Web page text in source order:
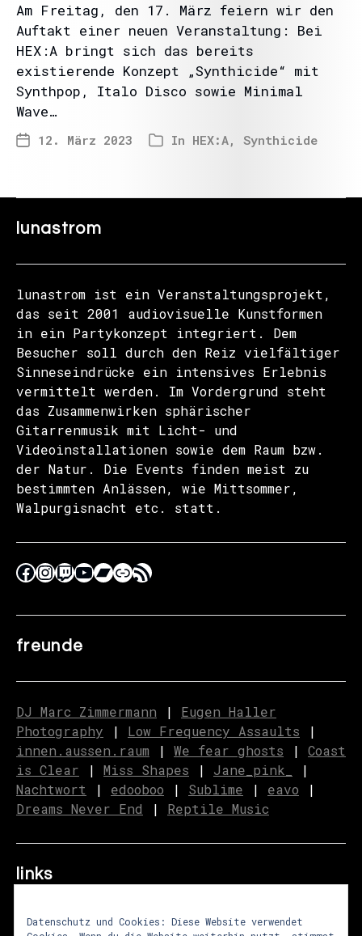
Am Freitag, den 17. März feiern wir den
Auftakt einer neuen Veranstaltung: Bei
HEX:A bringt sich das bereits
existierende Konzept „Synthicide“ mit
Synthpop, Italo Disco sowie Minimal
Wave…
12. März 2023 In HEX:A, Synthicide
lunastrom
lunastrom ist ein Veranstaltungsprojekt,
das seit 2001 audiovisuelle Kunstformen
in ein Partykonzept integriert. Dem
Besucher soll durch den Reiz vielfältiger
Sinneseindrücke ein intensives Erlebnis
vermittelt werden. Im Vordergrund steht
das Zusammenwirken sphärischer
Gitarrenmusik mit Licht- und
Videoinstallationen sowie dem Raum bzw.
der Natur. Die Events finden meist zu
bestimmten Anlässen, wie Mittsommer,
Walpurgisnacht etc. statt.
freunde
DJ Marc Zimmermann | Eugen Haller
Photography | Low Frequency Assaults |
innen.aussen.raum | We fear ghosts | Coast
is Clear | Miss Shapes | Jane_pink_
|
Nachtwort | edooboo | Sublime | eavo |
Dreams Never End | Reptile Music
links
Datenschutz und Cookies: Diese Website verwendet